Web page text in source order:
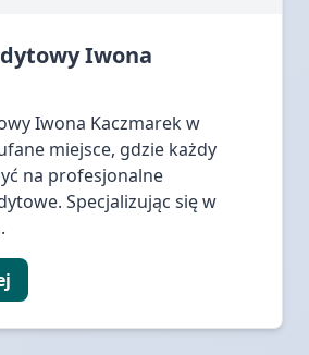
Iwona
Iwona Kaczmarek w
miejsce, gdzie każdy
na profesjonalne
Specjalizując się w